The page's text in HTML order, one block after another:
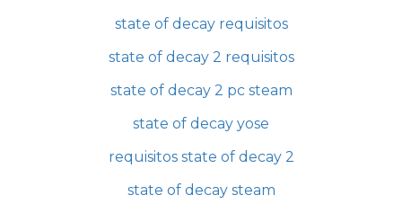
state of decay requisitos
state of decay 2 requisitos
state of decay 2 pc steam
state of decay yose
requisitos state of decay 2
state of decay steam